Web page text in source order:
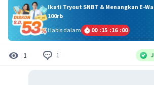
Ikuti Tryout SNBT & Menangkan E-
100rb
Habis dalam
00 :15 :16 :00
1 1